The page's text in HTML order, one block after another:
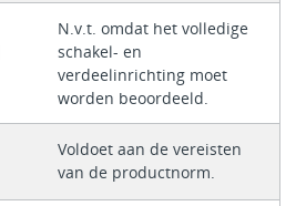
N.v.t. omdat het volledige
schakel- en
verdeelinrichting moet
worden beoordeeld.
Voldoet aan de vereisten
van de productnorm.